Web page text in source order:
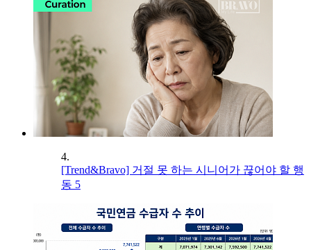
4.
[Trend&Bravo] 거절 못 하는 시니어가 끊어야 할 행
동 5